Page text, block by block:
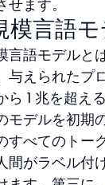
せます。
模言語
言語モデルと
与えられたプ
ら 1 兆を超え
モデルを初期
すべてのトー
間がラベル付